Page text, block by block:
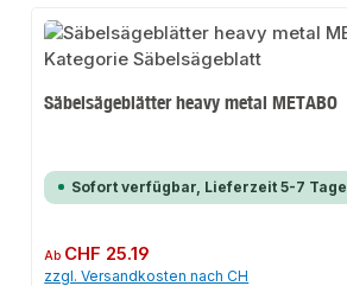
Säbelsägeblätter heavy metal METABO
Sofort verfügbar, Lieferzeit 5-7 Tage
Regulärer Preis:
Ab CHF 25.19
zzgl. Versandkosten nach CH